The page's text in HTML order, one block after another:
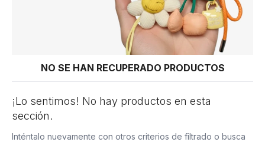
NO SE HAN RECUPERADO PRODUCTOS
¡Lo sentimos! No hay productos en esta
sección.
Inténtalo nuevamente con otros criterios de filtrado o busca